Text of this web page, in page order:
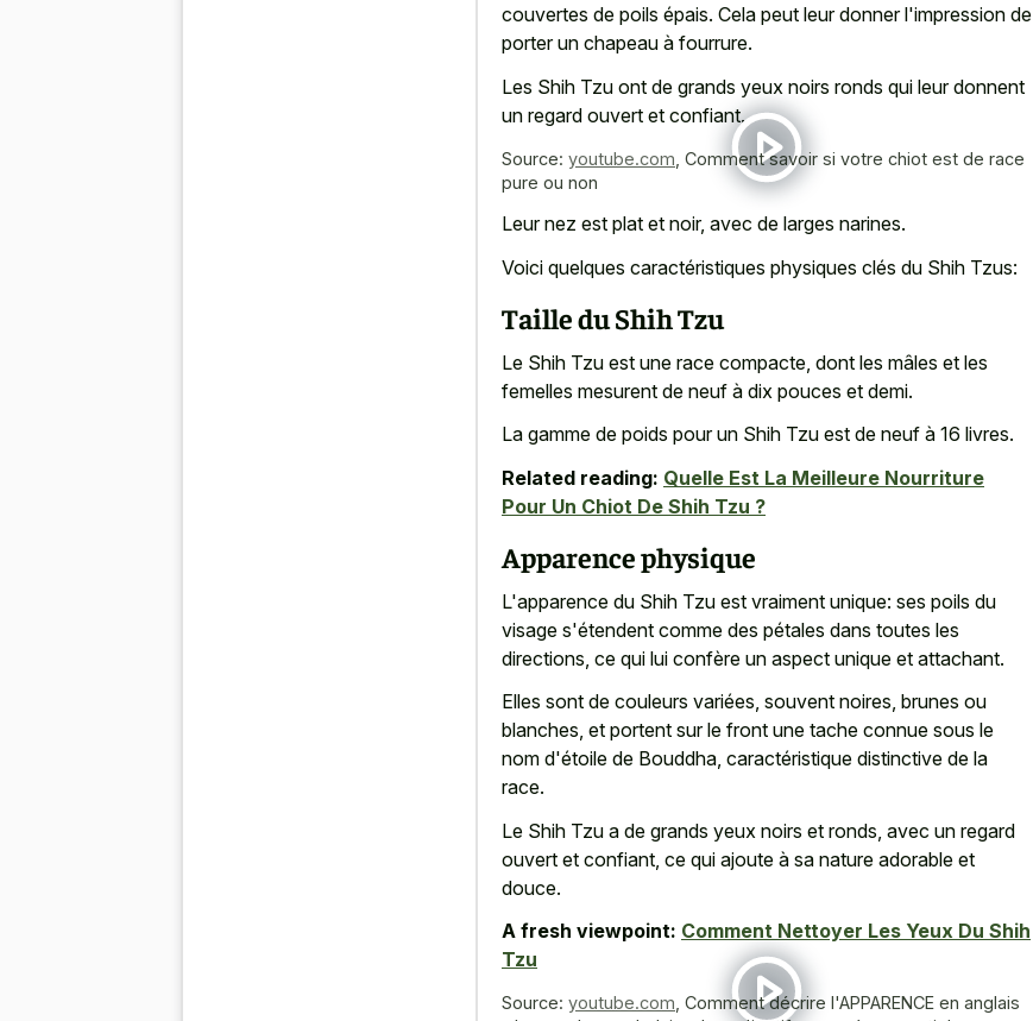
couvertes de poils épais. Cela peut leur donner l'impression de
porter un chapeau à fourrure.
Les Shih Tzu ont de grands yeux noirs ronds qui leur donnent
un regard ouvert et confiant.
Source: youtube.com Comment savoir si votre chiot est de race
pure ou non
Leur nez est plat et noir, avec de larges narines.
Voici quelques caractéristiques physiques clés du Shih Tzus:
Taille du Shih Tzu
Le Shih Tzu est une race compacte, dont les mâles et les
femelles mesurent de neuf à dix pouces et demi.
La gamme de poids pour un Shih Tzu est de neuf à 16 livres.
Related reading: Quelle Est La Meilleure Nourriture
Pour Un Chiot De Shih Tzu ?
Apparence physique
L'apparence du Shih Tzu est vraiment unique: ses poils du
visage s'étendent comme des pétales dans toutes les
directions, ce qui lui confère un aspect unique et attachant.
Elles sont de couleurs variées, souvent noires, brunes ou
blanches, et portent sur le front une tache connue sous le
nom d'étoile de Bouddha, caractéristique distinctive de la
race.
Le Shih Tzu a de grands yeux noirs et ronds, avec un regard
ouvert et confiant, ce qui ajoute à sa nature adorable et
douce.
A fresh viewpoint: Comment Nettoyer Les Yeux Du Shih
Tzu
Source: youtube.com Comment décrire l'APPARENCE en anglais